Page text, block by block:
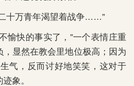
十万青年渴望着战争……”
愉快的事实了，”一个表情庄重
，显然在教会里地位极高；因为
气，反而讨好地笑笑，这对于
象。